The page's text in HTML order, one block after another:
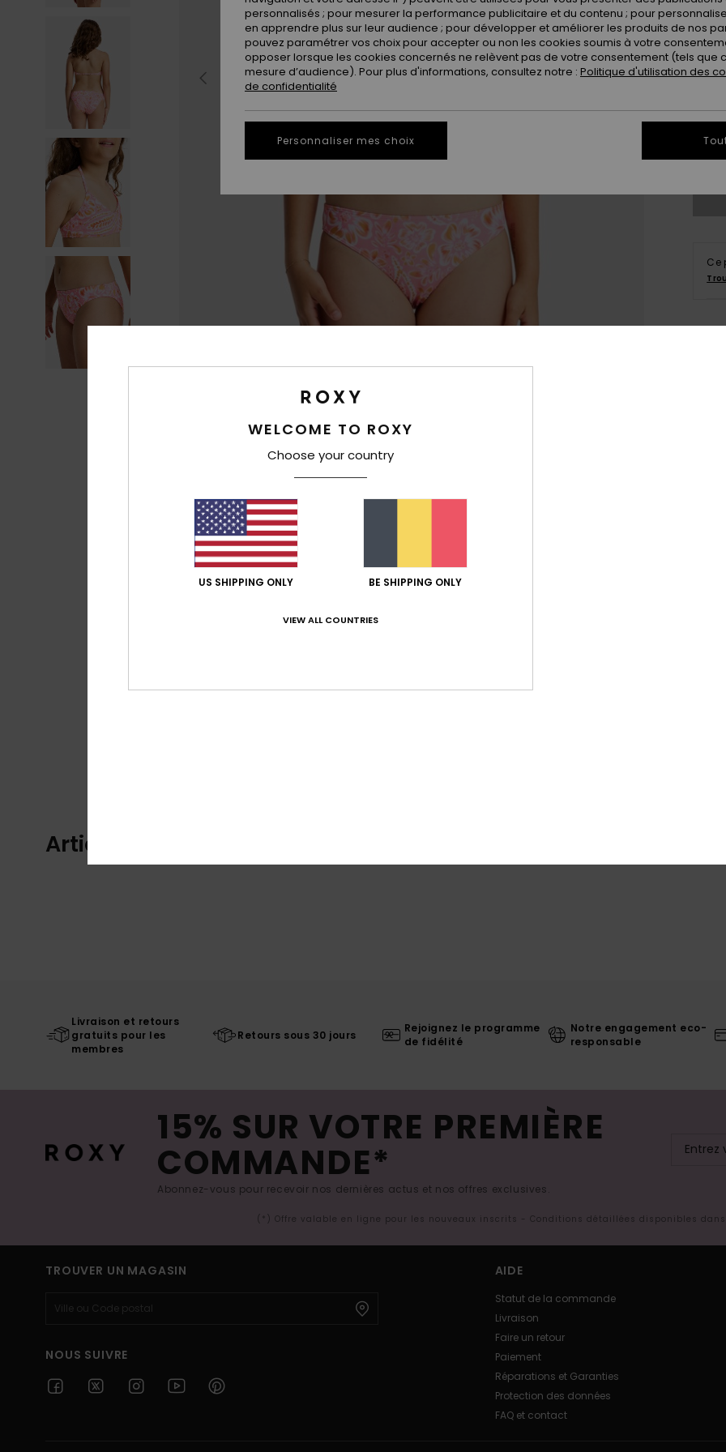
6
Ce
Articles vus récemment
Livraison et retours
gratuits pour les
membres
Retours sous 30 jours
Rejoignez le programme
de fidélité
Notre engagement eco-
responsable
15% SUR VOTRE PREMIÈRE
COMMANDE*
Abonnez-vous pour recevoir nos dernières actus et nos offres exclusives.
(*) Offre valable en ligne pour les nouveaux inscrits - Conditions détaillées disponibles
TROUVER UN MAGASIN
NOUS SUIVRE
AIDE
Statut de la commande
Livraison
Faire un retour
Paiement
Réparations et Garanties
Protection des données
FAQ et contact
WELCOME TO ROXY
Choose your country
US SHIPPING ONLY BE SHIPPING ONLY
VIEW ALL COUNTRIES
personnalisés ; pour mesurer la performance publicitaire et du contenu ; pour
en apprendre plus sur leur audience ; pour développer et améliorer les produits de nos
pouvez paramétrer vos choix pour accepter ou non les cookies soumis à votre
opposer lorsque les cookies concernés ne relèvent pas de votre consentement (tels que
mesure d’audience). Pour plus d'informations, consultez notre : Politique d'utilisation des
de confidentialité
Personnaliser mes choix